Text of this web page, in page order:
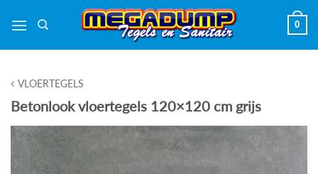
naar
0
VLOERTEGELS
Betonlook vloertegels 120×120 cm grijs